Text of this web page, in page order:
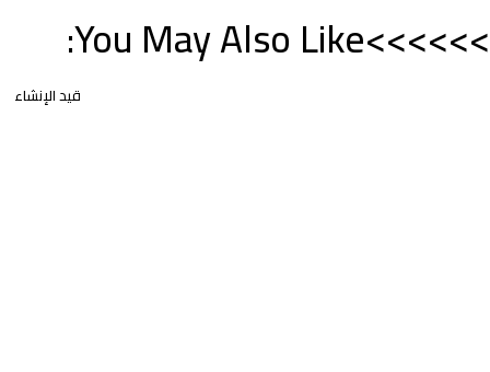
>>>>>>You May Also Like:
قيد الإنشاء